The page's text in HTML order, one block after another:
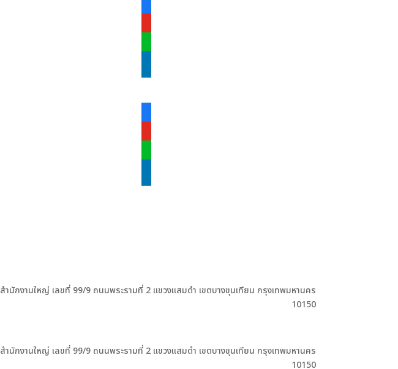
สำนักงานใหญ่ เลขที่ 99/9 ถนนพระรามที่ 2 แขวงแสมดำ เขตบางขุนเทียน กรุงเทพมหานคร
10150
สำนักงานใหญ่ เลขที่ 99/9 ถนนพระรามที่ 2 แขวงแสมดำ เขตบางขุนเทียน กรุงเทพมหานคร
10150